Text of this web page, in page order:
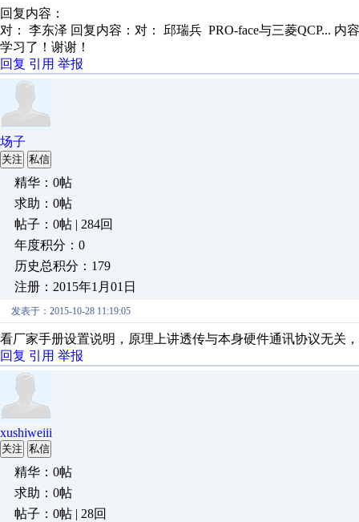
回复内容：
对： 李东泽 回复内容：对： 邱瑞兵 PRO-face与三菱QCP... 内
学习了！谢谢！
回复 引用 举报
场子
关注 私信
精华：0帖
求助：0帖
帖子：0帖 | 284回
年度积分：0
历史总积分：179
注册：2015年1月01日
发表于：2015-10-28 11:19:05
看厂家手册设置说明，原理上讲透传与本身硬件通讯协议无关
回复 引用 举报
xushiweiii
关注 私信
精华：0帖
求助：0帖
帖子：0帖 | 28回